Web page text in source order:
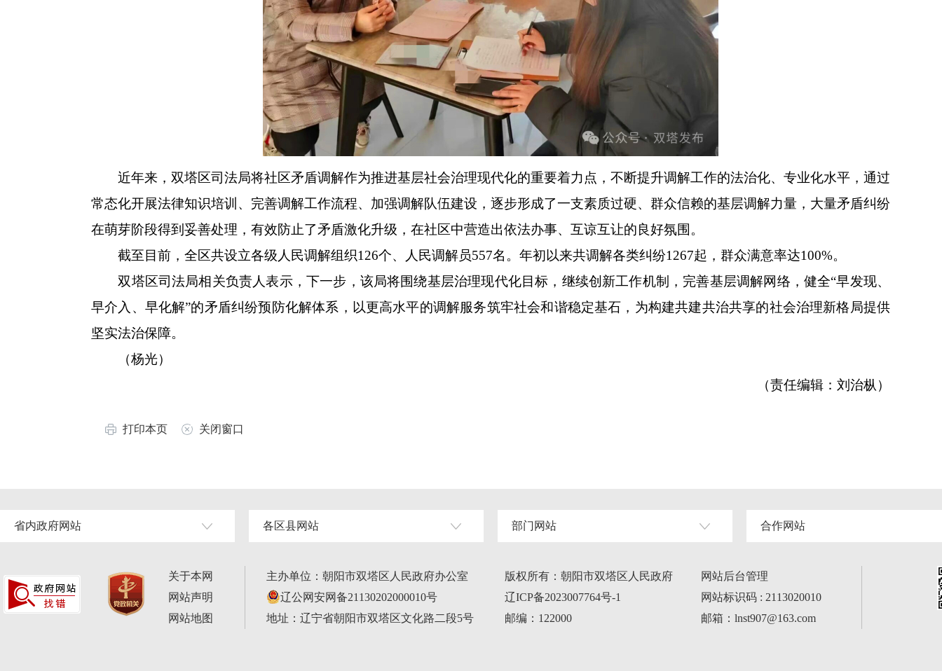
近年来，双塔区司法局将社区矛盾调解作为推进基层社会治理现代化的重要着力点，不断提升调解工作的法治化、专业化水平，通过
常态化开展法律知识培训、完善调解工作流程、加强调解队伍建设，逐步形成了一支素质过硬、群众信赖的基层调解力量，大量矛盾纠纷
在萌芽阶段得到妥善处理，有效防止了矛盾激化升级，在社区中营造出依法办事、互谅互让的良好氛围。
截至目前，全区共设立各级人民调解组织126个、人民调解员557名。年初以来共调解各类纠纷1267起，群众满意率达100%。
双塔区司法局相关负责人表示，下一步，该局将围绕基层治理现代化目标，继续创新工作机制，完善基层调解网络，健全“早发现、
早介入、早化解”的矛盾纠纷预防化解体系，以更高水平的调解服务筑牢社会和谐稳定基石，为构建共建共治共享的社会治理新格局提供
坚实法治保障。
（杨光）
（责任编辑：刘治枞）
打印本页 关闭窗口
省内政府网站 各区县网站 部门网站 合作网站
关于本网
网站声明
网站地图
主办单位：朝阳市双塔区人民政府办公室
辽公网安网备21130202000010号
地址：辽宁省朝阳市双塔区文化路二段5号
版权所有：朝阳市双塔区人民政府
辽ICP备2023007764号-1
邮编：122000
网站后台管理
网站标识码 : 2113020010
邮箱：lnst907@163.com